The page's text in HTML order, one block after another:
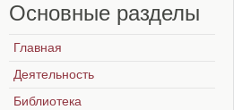
Основные разделы
Главная
Деятельность
Библиотека